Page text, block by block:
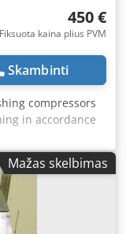
450 €
Fiksuota kaina plius PVM
Skambinti
compressors
in accordance
Flush
as per photo -
19.5 kg
Mažas skelbimas